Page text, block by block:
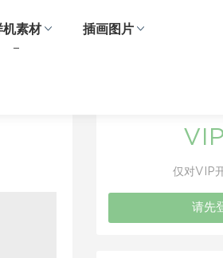
机素材 插画图片
VIP
仅对VIP
请先